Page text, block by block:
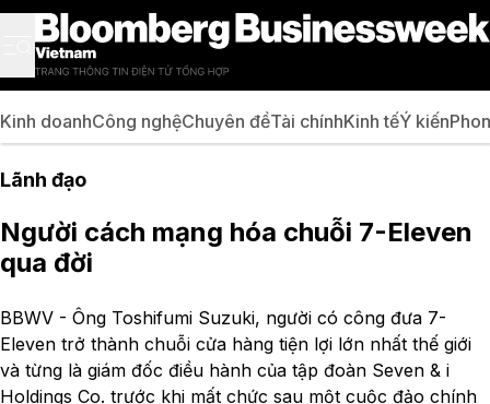
Kinh doanhCông nghệChuyên đềTài chínhKinh tếÝ kiến
Lãnh đạo
Người cách mạng hóa chuỗi 7-Eleven
qua đời
BBWV - Ông Toshifumi Suzuki, người có công đưa 7-
Eleven trở thành chuỗi cửa hàng tiện lợi lớn nhất thế giới
và từng là giám đốc điều hành của tập đoàn Seven & i
Holdings Co. trước khi mất chức sau một cuộc đảo chính